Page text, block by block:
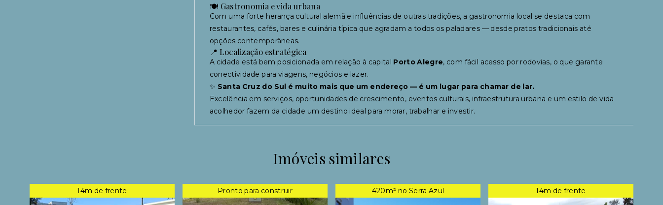
🍽 Gastronomia e vida urbana
Com uma forte herança cultural alemã e influências de outras tradições, a gastronomia local se destaca com
restaurantes, cafés, bares e culinária típica que agradam a todos os paladares — desde pratos tradicionais até
opções contemporâneas.
📍 Localização estratégica
A cidade está bem posicionada em relação à capital Porto Alegre, com fácil acesso por rodovias, o que garante
conectividade para viagens, negócios e lazer.
✨ Santa Cruz do Sul é muito mais que um endereço — é um lugar para chamar de lar.
Excelência em serviços, oportunidades de crescimento, eventos culturais, infraestrutura urbana e um estilo de vida
acolhedor fazem da cidade um destino ideal para morar, trabalhar e investir.
Imóveis similares
14m de frente Pronto para construir 420m² no Serra Azul 14m de frente